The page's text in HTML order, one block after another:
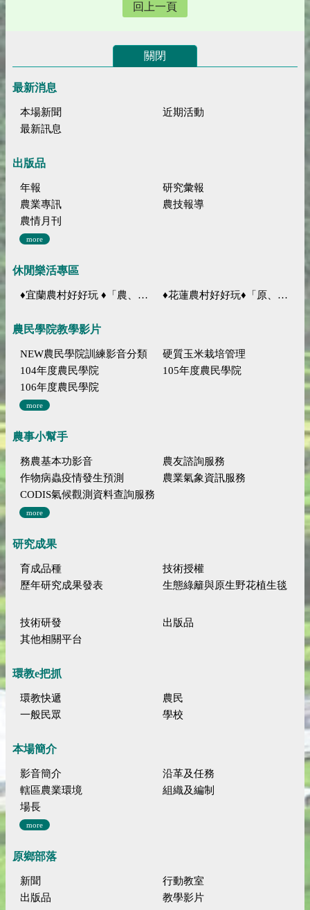
回上一頁
關閉
最新消息
本場新聞
近期活動
最新訊息
出版品
年報
研究彙報
農業專訊
農技報導
農情月刊
more
休閒樂活專區
♦宜蘭農村好好玩 ♦「農、藝、山、水」四條遊程推薦 ♦花蓮農村好好玩♦「原、生、慢、活」四條遊程推薦
農民學院教學影片
NEW農民學院訓練影音分類
硬質玉米栽培管理
104年度農民學院
105年度農民學院
106年度農民學院
more
農事小幫手
務農基本功影音
農友諮詢服務
作物病蟲疫情發生預測
農業氣象資訊服務
CODIS氣候觀測資料查詢服務
more
研究成果
育成品種
技術授權
歷年研究成果發表
生態綠籬與原生野花植生毯
技術研發
出版品
其他相關平台
環教e把抓
環教快遞
農民
一般民眾
學校
本場簡介
影音簡介
沿革及任務
轄區農業環境
組織及編制
場長
more
原鄉部落
新聞
行動教室
出版品
教學影片